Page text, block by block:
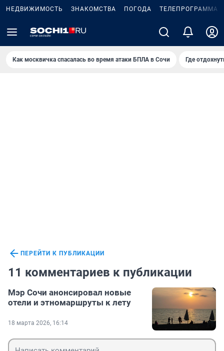
НЕДВИЖИМОСТЬ ЗНАКОМСТВА ПОГОДА ТЕЛЕПРОГРАММА
Как москвичка спасалась во время атаки БПЛА в Сочи Где
ПЕРЕЙТИ К ПУБЛИКАЦИИ
11 комментариев к публикации
Мэр Сочи анонсировал новые
отели и этномаршруты к лету
18 марта 2026, 16:14